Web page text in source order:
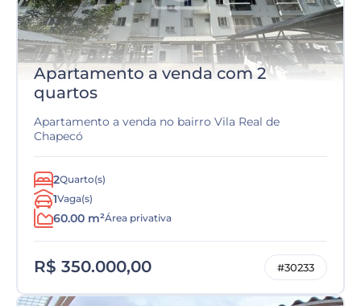
Apartamento a venda com 2
quartos
Apartamento a venda no bairro Vila Real de
Chapecó
2Quarto(s)
1Vaga(s)
60.00 m²Área privativa
R$ 350.000,00 #30233